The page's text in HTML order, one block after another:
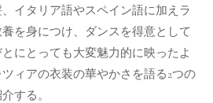
イタリア語やスペイン語に加えラ
を身につけ、ダンスを得意として
にとっても大変魅力的に映ったよ
ィアの衣装の華やかさを語る2つの
する。